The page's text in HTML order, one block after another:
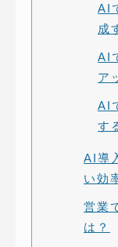
AI
成
AI
ア
AI
す
AI導
い効
営業
は？